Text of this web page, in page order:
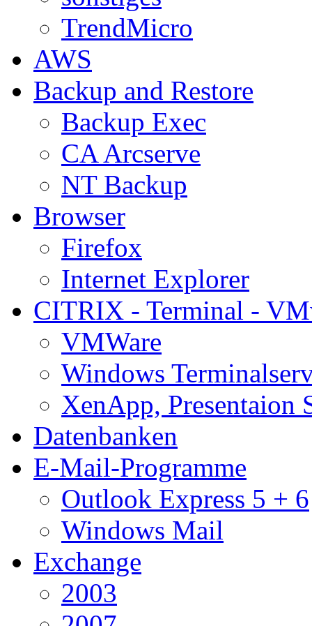
TrendMicro
AWS
Backup and Restore
Backup Exec
CA Arcserve
NT Backup
Browser
Firefox
Internet Explorer
CITRIX - Terminal -
VMWare
Windows
XenApp, Presentaion
Datenbanken
E-Mail-Programme
Outlook Express 5 + 6
Windows Mail
Exchange
2003